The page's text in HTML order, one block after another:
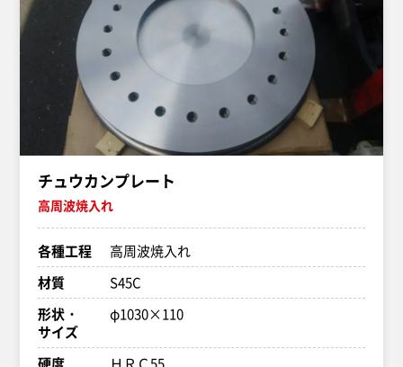
チュウカンプレート
高周波焼入れ
各種工程
高周波焼入れ
材質
S45C
形状・
サイズ
φ1030×110